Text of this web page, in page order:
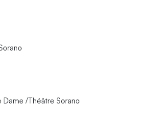
Dame /Théâtre Sorano